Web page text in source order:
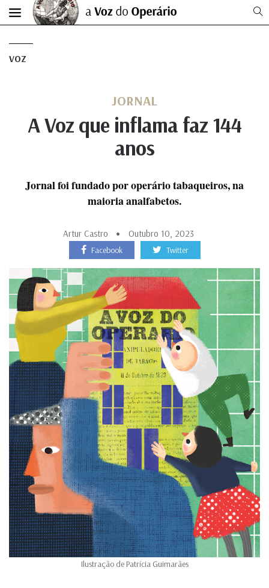
VOZ
JORNAL
A Voz que inflama faz 144
anos
Jornal foi fundado por operário tabaqueiros, na
maioria analfabetos.
Artur Castro Outubro 10, 2023
Facebook Twitter
Ilustração de Patrícia Guimarães